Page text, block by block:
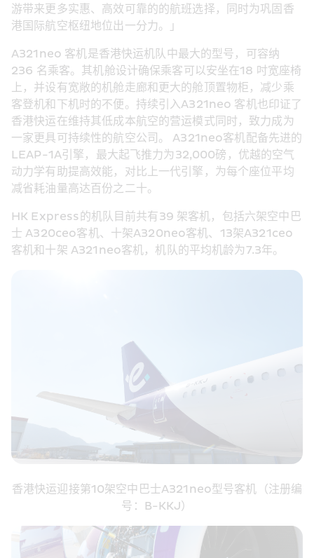
游带来更多实惠、高效可靠的的航班选择，同时为巩固香
港国际航空枢纽地位出一分力。」
A321neo 客机是香港快运机队中最大的型号，可容纳
236 名乘客。其机舱设计确保乘客可以安坐在18 吋宽座椅
上，并设有宽敞的机舱走廊和更大的舱顶置物柜，减少乘
客登机和下机时的不便。持续引入A321neo 客机也印证了
香港快运在维持其低成本航空的营运模式同时，致力成为
一家更具可持续性的航空公司。 A321neo客机配备先进的
LEAP-1A引擎，最大起飞推力为32,000磅，优越的空气
动力学有助提高效能，对比上一代引擎，为每个座位平均
减省耗油量高达百份之二十。
HK Express的机队目前共有39 架客机，包括六架空中巴
士 A320ceo客机、十架A320neo客机、13架A321ceo
客机和十架 A321neo客机，机队的平均机龄为7.3年。
香港快运迎接第10架空中巴士A321neo型号客机（注册编
号：B-KKJ）